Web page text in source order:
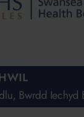
Bwrdd Iechyd